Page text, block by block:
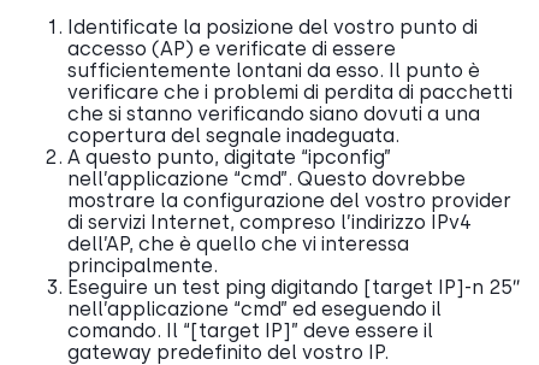
Identificate la posizione del vostro punto di
accesso (AP) e verificate di essere
sufficientemente lontani da esso. Il punto è
verificare che i problemi di perdita di pacchetti
che si stanno verificando siano dovuti a una
copertura del segnale inadeguata.
A questo punto, digitate “ipconfig”
nell’applicazione “cmd”. Questo dovrebbe
mostrare la configurazione del vostro provider
di servizi Internet, compreso l’indirizzo IPv4
dell’AP, che è quello che vi interessa
principalmente.
Eseguire un test ping digitando [target IP]-n 25″
nell’applicazione “cmd” ed eseguendo il
comando. Il “[target IP]” deve essere il
gateway predefinito del vostro IP.